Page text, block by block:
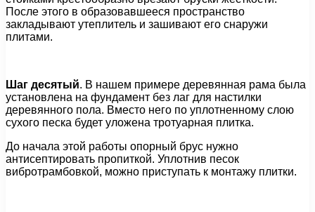
После этого в образовавшееся пространство
закладывают утеплитель и зашивают его снаружи
плитами.
Шаг десятый. В нашем примере деревянная рама была
установлена на фундамент без лаг для настилки
деревянного пола. Вместо него по уплотненному слою
сухого песка будет уложена тротуарная плитка.
До начала этой работы опорный брус нужно
антисептировать пропиткой. Уплотнив песок
вибротрамбовкой, можно приступать к монтажу плитки.